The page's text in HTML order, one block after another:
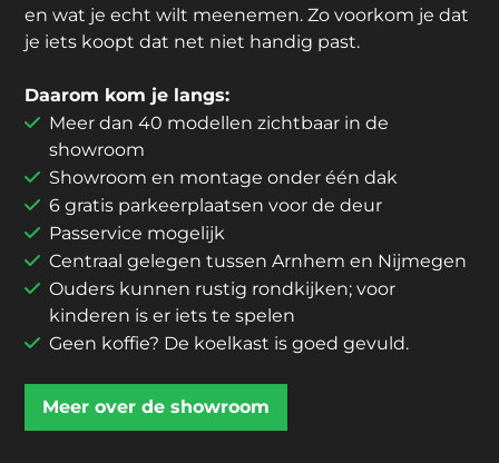
en wat je echt wilt meenemen. Zo voorkom je dat
je iets koopt dat net niet handig past.
Daarom kom je langs:
Meer dan 40 modellen zichtbaar in de
showroom
Showroom en montage onder één dak
6 gratis parkeerplaatsen voor de deur
Passervice mogelijk
Centraal gelegen tussen Arnhem en Nijmegen
Ouders kunnen rustig rondkijken; voor
kinderen is er iets te spelen
Geen koffie? De koelkast is goed gevuld.
Meer over de showroom